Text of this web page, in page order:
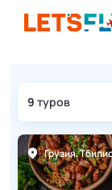
9 туров
Грузия,